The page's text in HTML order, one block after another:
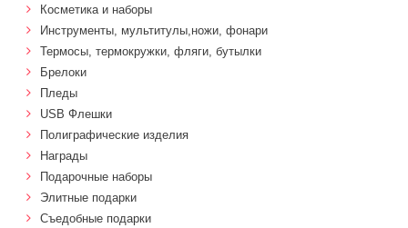
Косметика и наборы
Инструменты, мультитулы,ножи, фонари
Термосы, термокружки, фляги, бутылки
Брелоки
Пледы
USB Флешки
Полиграфические изделия
Награды
Подарочные наборы
Элитные подарки
Cъедобные подарки